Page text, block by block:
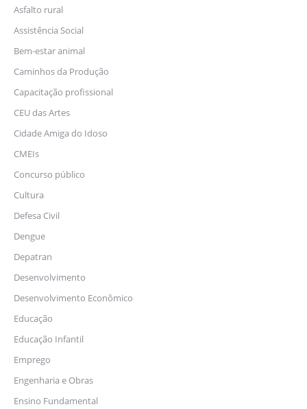
Asfalto rural
Assistência Social
Bem-estar animal
Caminhos da Produção
Capacitação profissional
CEU das Artes
Cidade Amiga do Idoso
CMEIs
Concurso público
Cultura
Defesa Civil
Dengue
Depatran
Desenvolvimento
Desenvolvimento Econômico
Educação
Educação Infantil
Emprego
Engenharia e Obras
Ensino Fundamental